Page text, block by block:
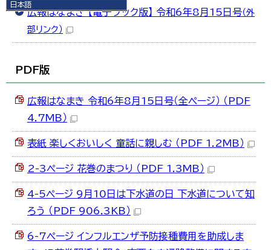
日本語
日本語
English
広報はなまき 【電子ブック版】 令和6年8月15日号（外
部リンク）
PDF版
広報はなまき 令和6年8月15日号（全ページ） （PDF
4.7MB）
表紙 楽しくおいしく 童話に親しむ （PDF 1.2MB）
2-3ページ 花巻のまつり （PDF 1.3MB）
4-5ページ 9月10日は下水道の日 下水道について知
ろう （PDF 906.3KB）
6-7ページ インフルエンザ予防接種費用を助成しま